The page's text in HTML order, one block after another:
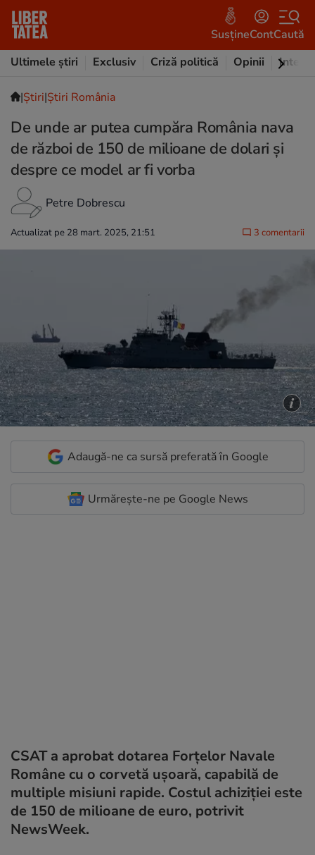
SusțineContCaută
Ultimele știri
Exclusiv Criză politică Opinii
|Ştiri|Știri România
De unde ar putea cumpăra România nava
de război de 150 de milioane de dolari și
despre ce model ar fi vorba
Petre Dobrescu
Actualizat pe 28 mart. 2025, 21:51 3 comentarii
Adaugă-ne ca sursă preferată în Google
Urmărește-ne pe Google News
CSAT a aprobat dotarea Forțelor Navale
Române cu o corvetă ușoară, capabilă de
multiple misiuni rapide. Costul achiziției este
de 150 de milioane de euro, potrivit
NewsWeek.